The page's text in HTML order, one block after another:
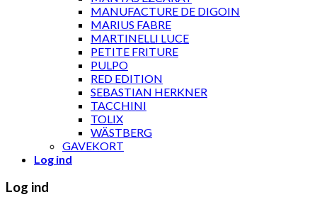
MANUFACTURE DE DIGOIN
MARIUS FABRE
MARTINELLI LUCE
PETITE FRITURE
PULPO
RED EDITION
SEBASTIAN HERKNER
TACCHINI
TOLIX
WÄSTBERG
GAVEKORT
Log ind
Log ind